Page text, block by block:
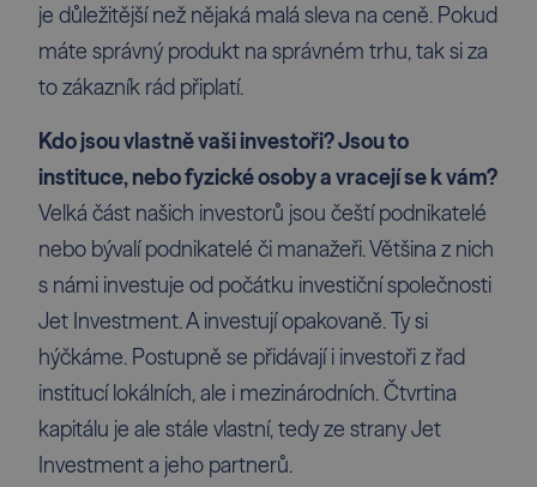
je důležitější než nějaká malá sleva na ceně. Pokud
máte správný produkt na správném trhu, tak si za
to zákazník rád připlatí.
Kdo jsou vlastně vaši investoři? Jsou to
instituce, nebo fyzické osoby a vracejí se k vám?
Velká část našich investorů jsou čeští podnikatelé
nebo bývalí podnikatelé či manažeři. Většina z nich
s námi investuje od počátku investiční společnosti
Jet Investment. A investují opakovaně. Ty si
hýčkáme. Postupně se přidávají i investoři z řad
institucí lokálních, ale i mezinárodních. Čtvrtina
kapitálu je ale stále vlastní, tedy ze strany Jet
Investment a jeho partnerů.